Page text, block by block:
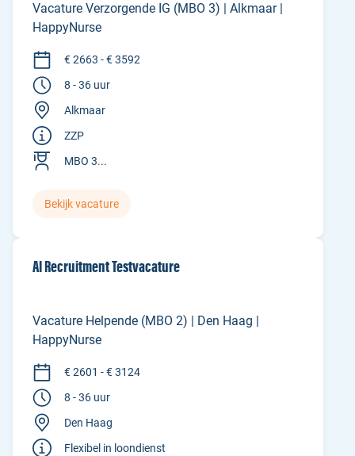
Vacature Verzorgende IG (MBO 3) | Alkmaar |
HappyNurse
€ 2663 - € 3592
8 - 36 uur
Alkmaar
ZZP
MBO 3...
Bekijk vacature
AI Recruitment Testvacature
Vacature Helpende (MBO 2) | Den Haag |
HappyNurse
€ 2601 - € 3124
8 - 36 uur
Den Haag
Flexibel in loondienst